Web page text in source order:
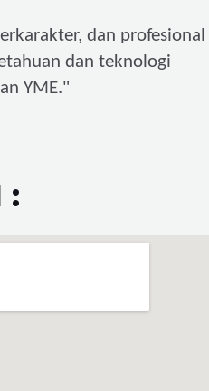
dan profesional
dan teknologi
YME."
: